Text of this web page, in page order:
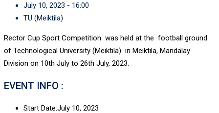
July 10, 2023 - 16:00
TU (Meiktila)
Rector Cup Sport Competition was held at the football ground
of Technological University (Meiktila) in Meiktila, Mandalay
Division on 10th July to 26th July, 2023.
EVENT INFO :
Start Date:July 10, 2023